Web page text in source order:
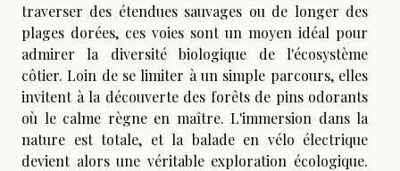
traverser des étendues sauvages ou de longer des
plages dorées, ces voies sont un moyen idéal pour
admirer la diversité biologique de l'écosystème
côtier. Loin de se limiter à un simple parcours, elles
invitent à la découverte des forêts de pins odorants
où le calme règne en maître. L'immersion dans la
nature est totale, et la balade en vélo électrique
devient alors une véritable exploration écologique.